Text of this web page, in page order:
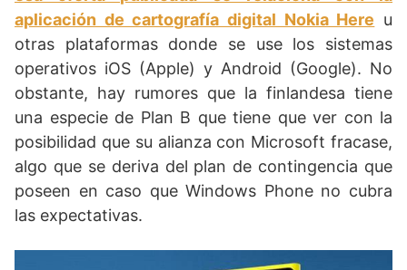
aplicación de cartografía digital Nokia Here u
otras plataformas donde se use los sistemas
operativos iOS (Apple) y Android (Google). No
obstante, hay rumores que la finlandesa tiene
una especie de Plan B que tiene que ver con la
posibilidad que su alianza con Microsoft fracase,
algo que se deriva del plan de contingencia que
poseen en caso que Windows Phone no cubra
las expectativas.